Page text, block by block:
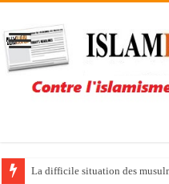
La difficile situation des